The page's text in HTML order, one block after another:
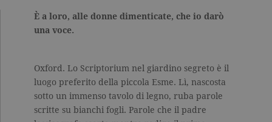
È a loro, alle donne dimenticate, che io darò
una voce.
Oxford. Lo Scriptorium nel giardino segreto è il
luogo preferito della piccola Esme. Lì, nascosta
sotto un immenso tavolo di legno, ruba parole
scritte su bianchi fogli. Parole che il padre